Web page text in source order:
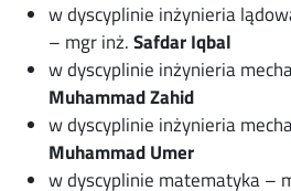
w dyscyplinie inżynieria
– mgr inż.Safdar Iqbal
w dyscyplinie inżynieria
Muhammad Zahid
w dyscyplinie inżynieria
Muhammad Umer
w dyscyplinie matematyka –